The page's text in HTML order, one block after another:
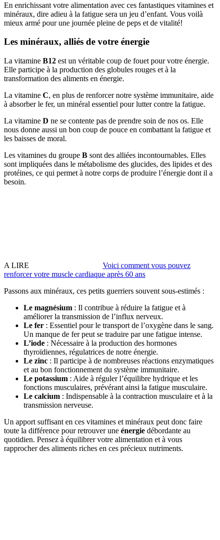
En enrichissant votre alimentation avec ces fantastiques vitamines et
minéraux, dire adieu à la fatigue sera un jeu d’enfant. Vous voilà
mieux armé pour une journée pleine de peps et de vitalité!
Les minéraux, alliés de votre énergie
La vitamine B12 est un véritable coup de fouet pour votre énergie.
Elle participe à la production des globules rouges et à la
transformation des aliments en énergie.
La vitamine C, en plus de renforcer notre système immunitaire, aide
à absorber le fer, un minéral essentiel pour lutter contre la fatigue.
La vitamine D ne se contente pas de prendre soin de nos os. Elle
nous donne aussi un bon coup de pouce en combattant la fatigue et
les baisses de moral.
Les vitamines du groupe B sont des alliées incontournables. Elles
sont impliquées dans le métabolisme des glucides, des lipides et des
protéines, ce qui permet à notre corps de produire l’énergie dont il a
besoin.
A LIRE
Voici comment vous pouvez
renforcer votre muscle cardiaque après 60 ans
Passons aux minéraux, ces petits guerriers souvent sous-estimés :
Le magnésium : Il contribue à réduire la fatigue et à
améliorer la transmission de l’influx nerveux.
Le fer : Essentiel pour le transport de l’oxygène dans le sang.
Un manque de fer peut se traduire par une fatigue intense.
L’iode : Nécessaire à la production des hormones
thyroïdiennes, régulatrices de notre énergie.
Le zinc : Il participe à de nombreuses réactions enzymatiques
et au bon fonctionnement du système immunitaire.
Le potassium : Aide à réguler l’équilibre hydrique et les
fonctions musculaires, prévérant ainsi la fatigue musculaire.
Le calcium : Indispensable à la contraction musculaire et à la
transmission nerveuse.
Un apport suffisant en ces vitamines et minéraux peut donc faire
toute la différence pour retrouver une énergie débordante au
quotidien. Pensez à équilibrer votre alimentation et à vous
rapprocher des aliments riches en ces précieux nutriments.